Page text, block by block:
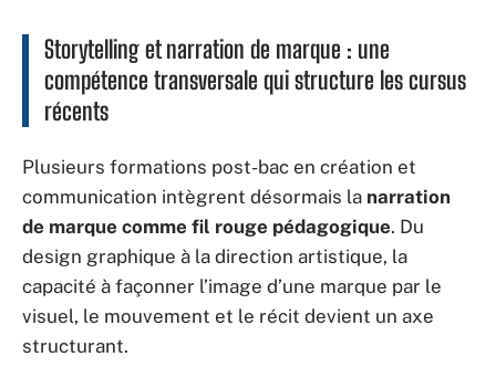
Storytelling et narration de marque : une
compétence transversale qui structure les cursus
récents
Plusieurs formations post-bac en création et
communication intègrent désormais la narration
de marque comme fil rouge pédagogique. Du
design graphique à la direction artistique, la
capacité à façonner l’image d’une marque par le
visuel, le mouvement et le récit devient un axe
structurant.